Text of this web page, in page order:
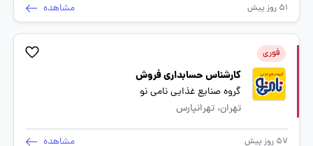
51 روز پیش مشاهده
فوری
کارشناس حسابداری فروش
گروه صنایع غذایی نامی نو
تهران، تهرانپارس
57 روز پیش مشاهده